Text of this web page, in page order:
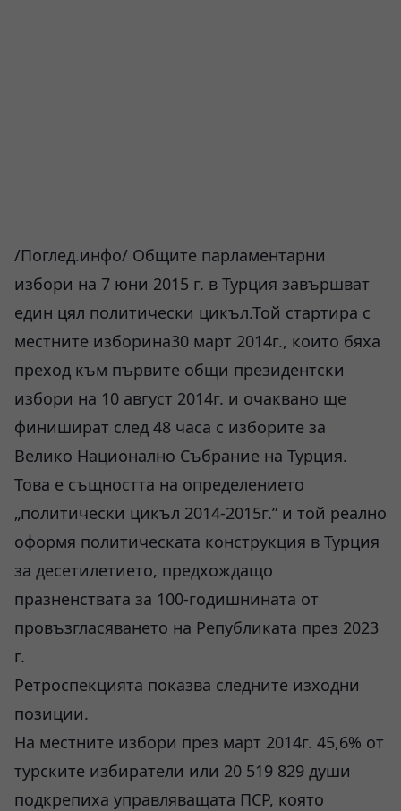
/Поглед.инфо/ Общите парламентарни
избори на 7 юни 2015 г. в Турция завършват
един цял политически цикъл.Той стартира с
местните изборина30 март 2014г., които бяха
преход към първите общи президентски
избори на 10 август 2014г. и очаквано ще
финишират след 48 часа с изборите за
Велико Национално Събрание на Турция.
Това е същността на определението
„политически цикъл 2014-2015г.” и той реално
оформя политическата конструкция в Турция
за десетилетието, предхождащо
празненствата за 100-годишнината от
провъзгласяването на Републиката през 2023
г.
Ретроспекцията показва следните изходни
позиции.
На местните избори през март 2014г. 45,6% от
турските избиратели или 20 519 829 души
подкрепиха управляващата ПСР, която